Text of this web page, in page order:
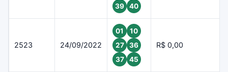
39
40
2523 24/09/2022
01
10
27
36
37
45
R$ 0,00